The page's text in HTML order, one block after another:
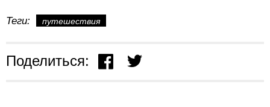
Теги: путешествия
Поделиться: